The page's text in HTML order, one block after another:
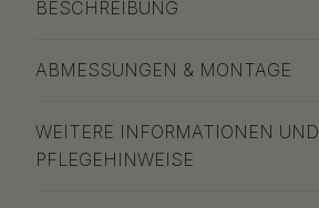
BESCHREIBUNG
ABMESSUNGEN & MONTAGE
WEITERE INFORMATIONEN UND
PFLEGEHINWEISE